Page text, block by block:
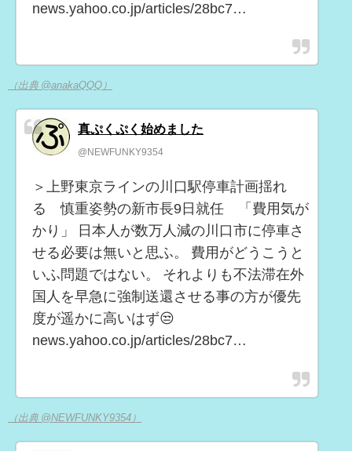
news.yahoo.co.jp/articles/28bc7…
（出典 @anakaQQQ）
真ぷくぷく始めました
@NEWFUNKY9354
＞上野東京ラインの川口駅停車計画揺れ
る 慎重姿勢の新市長9日就任 「費用気が
かり」 日本人が数万人減の川口市に停車さ
せる必要は無いと思ふ。 費用がどうこうと
いふ問題ではない。 それよりも不法滞在外
国人を早急に強制送還させる事の方が優先
度が遥かに高いはず😒
news.yahoo.co.jp/articles/28bc7…
（出典 @NEWFUNKY9354）